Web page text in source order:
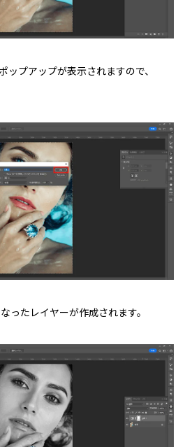
ップアップが表示されますので、
ったレイヤーが作成されます。